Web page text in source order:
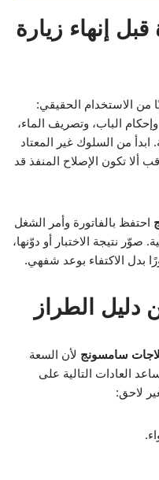
إنهاء زيارة
من الاستخدام الحقيقي:
الباب، وتصريف الماء،
من السلوك غير المعتاد
ألا تكون الإصلاح المنفذ قد
احتفظ بالفاتورة وأمر الشغل
نتيجة الاختبار أو دوّنها،
بدل الاكتفاء بوعد شفهي.
دليل الطراز
سامسونج لأن السعة
العادات التالية على
لاحق: